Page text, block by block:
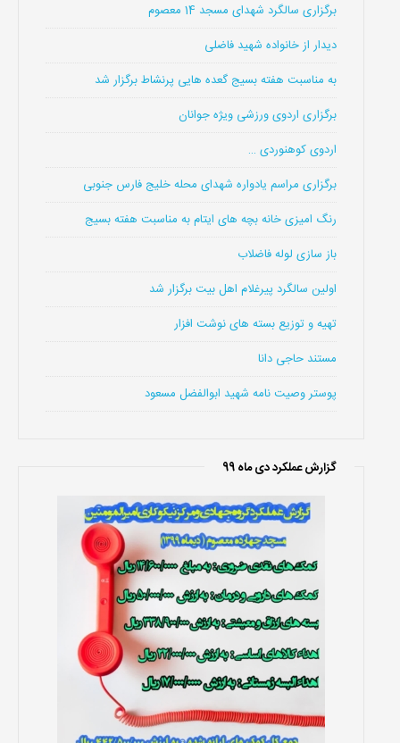
برگزاری سالگرد شهدای مسجد 14 معصوم
دیدار از خانواده شهید فاضلی
به مناسبت هفته بسیج گعده هایی پرنشاط برگزار شد
برگزاری اردوی ورزشی ویژه جوانان
اردوی کوهنوردی …
برگزاری مراسم یادواره شهدای محله خلیج فارس جنوبی
رنگ امیزی خانه بچه های ایتام به مناسبت هفته بسیج
باز سازی لوله فاضلاب
اولین سالگرد پیرغلام اهل بیت برگزار شد
تهیه و توزیع بسته های نوشت افزار
مستند حاجی دانا
پوستر وصیت نامه شهید ابوالفضل مسعود
گزارش عملکرد دی ماه 99